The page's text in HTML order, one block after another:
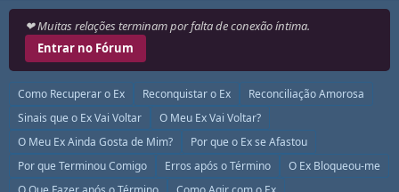
❤ Muitas relações terminam por falta de conexão íntima.
Entrar no Fórum
Como Recuperar o Ex Reconquistar o Ex
Reconciliação Amorosa
Sinais que o Ex Vai Voltar
O Meu Ex Vai Voltar?
O Meu Ex Ainda Gosta de Mim?
Por que o Ex se Afastou
Por que Terminou Comigo
Erros após o Término
O Ex Bloqueou-me